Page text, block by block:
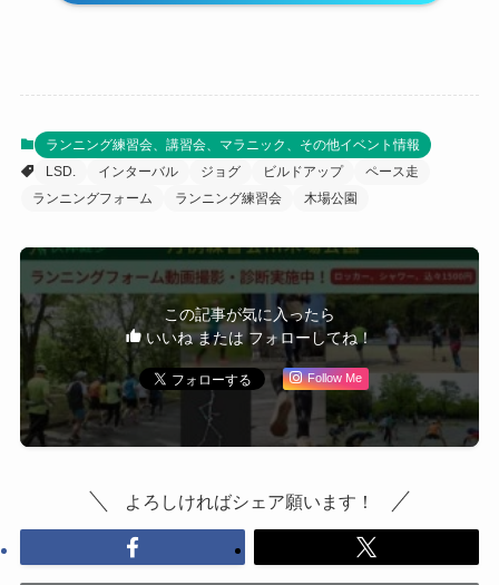
ランニング練習会、講習会、マラニック、その他イベント情報
LSD.
インターバル ジョグ ビルドアップ
ペース走
ランニングフォーム
ランニング練習会 木場公園
この記事が気に入ったら
いいね または フォローしてね！
Follow Me
よろしければシェア願います！